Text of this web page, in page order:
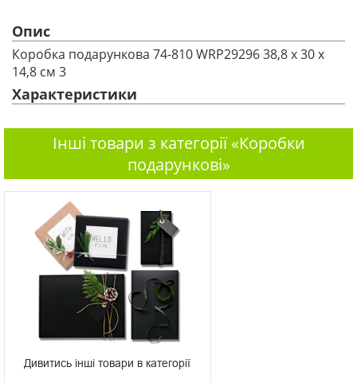
Опис
Коробка подарункова 74-810 WRP29296 38,8 х 30 х
14,8 см 3
Характеристики
Інші товари з категорії «Коробки
подарункові»
Дивитись інші товари в категорії